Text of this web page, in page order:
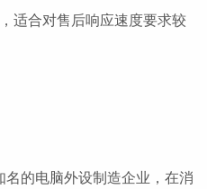
适合对售后响应速度要求较
的电脑外设制造企业，在消